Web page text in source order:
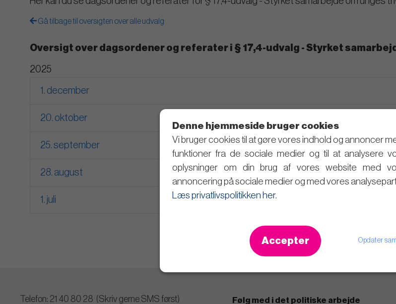
Gå tilbage til oversigten over alle udvalg
Oversigt over dagsordener og referater i § 17,4-udvalg - Styrket
2025
1. december
20. oktober
25. september
28. august
1. juli
Telefon: 21 40 80 28 (Skriv gerne SMS først) Følg med i det politiske arbejde
Denne hjemmeside bruger cookies
Vi bruger cookies til at gøre vores indhold og annoncer
funktioner fra de sociale medier og til at analysere
oplysninger om din brug af vores website med
annoncering på sociale medier og med vores
Læs privatlivspolitikken her.
Accepter Opdater